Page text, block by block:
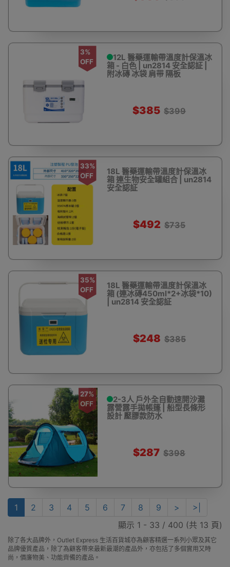
3%
OFF
12L 醫藥運輸帶溫度計保溫冰
箱 - 白色 | un2814 安全認証 |
附冰磚 冰袋 肩带 隔板
$385 $399
33%
OFF
18L 醫藥運輸帶溫度計保溫冰
箱 連生物安全罐組合 | un2814
安全認証
$492 $735
35%
OFF
18L 醫藥運輸帶溫度計保溫冰
箱 (連冰磚450ml*2+冰袋*10)
| un2814 安全認証
$248 $385
27%
OFF
2-3人 戶外全自動速開沙灘
露營露手拋帳篷 | 船型長條形
設計 壓膠款防水
$287 $398
1 2 3 4 5 6 7 8 9 >
>|
顯示 1 - 33 / 400 (共 13 頁)
除了各大品牌外，Outlet Express 生活百貨城亦為顧客精選一系列小眾及其它
品牌優質產品，除了為顧客帶來最新最潮的產品外，亦包括了多個實用又時
尚，價廉物美、功能齊備的產品。